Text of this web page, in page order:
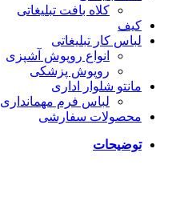
کلاه بافت تبلیغاتی
کیف
لباس کار تبلیغاتی
انواع روپوش آشپزی
روپوش پزشکی
مانتو شلوار اداری
لباس فرم مهمانداری
محصولات سفارشی
توضیحات